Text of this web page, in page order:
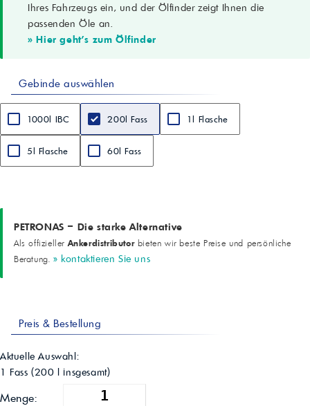
Kin. Viskosität (100 °C)
12 mm²/s
Viskositätsindex
Flammpunkt (COC)
Sulfatasche
Gesamtbasenzahl (TBN)
8,4 mgKOH/g
Stockpunkt
-42 °C
Produkt-Code
Ihres Fahrzeugs ein, und der Ölfinder zeigt Ihnen die
passenden Öle an.
» Hier geht's zum Ölfinder
Gebinde auswählen
1000l IBC 200l Fass 1l Flasche
5l Flasche 60l Fass
PETRONAS – Die starke Alternative
Als offiziellerAnkerdistributorbieten wir beste Preise und persönliche
Beratung. » kontaktieren Sie uns
Preis & Bestellung
Aktuelle Auswahl:
1 Fass (200 l insgesamt)
Menge: